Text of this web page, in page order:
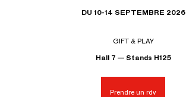
DU 10-14 SEPTEMBRE 2026
GIFT & PLAY
Hall 7 — Stands H125
Prendre un rdv